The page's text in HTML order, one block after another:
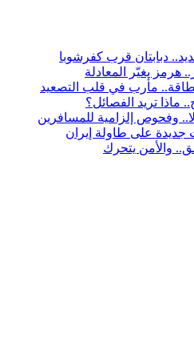
دبابتان قرب كفرشوبا
هرمز يغيّر المعادلة
مأرب في قلب التصعيد
ماذا تريد الفصائل؟
وفحوص إلزامية للمسافرين
على طاولة إيران
والأمن يتحرك